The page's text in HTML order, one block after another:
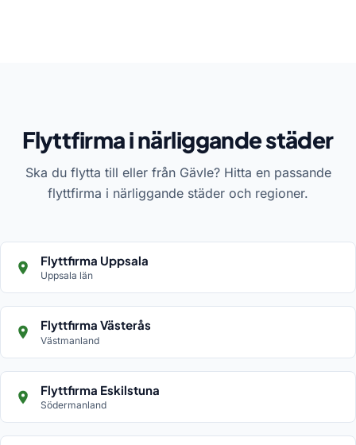
Flyttfirma i närliggande städer
Ska du flytta till eller från Gävle? Hitta en passande
flyttfirma i närliggande städer och regioner.
Flyttfirma Uppsala
Uppsala län
Flyttfirma Västerås
Västmanland
Flyttfirma Eskilstuna
Södermanland